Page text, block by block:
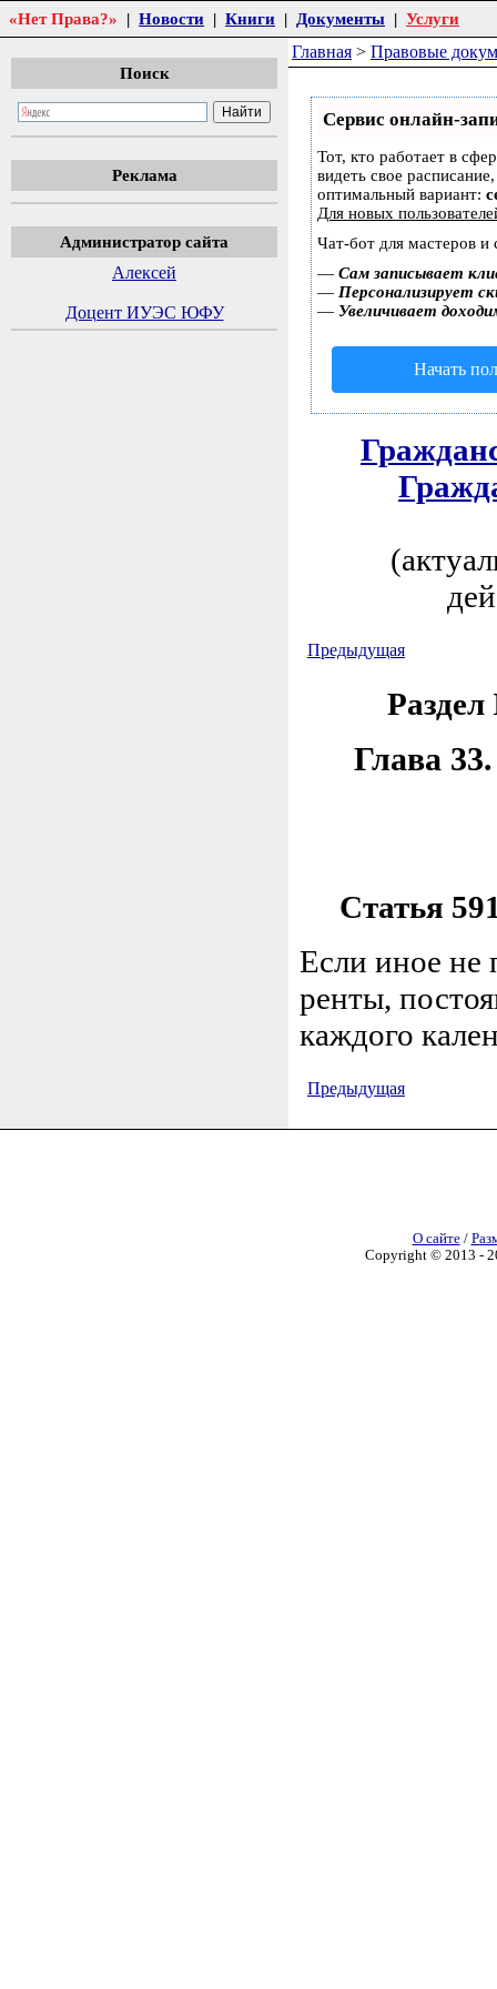
«Нет Права?» | Новости | Книги | Документы | Услуги
Поиск
Реклама
Администратор сайта
Алексей
Доцент ИУЭС ЮФУ
Главная > Правовые
Сервис онлайн-
Тот, кто работает в
видеть свое
оптимальный вариант:
Для новых
Чат-бот для мастеров и
— Сам записывает
— Персонализирует
— Увеличивает
Начать
Предыдущая
Глава
Статья
Если иное не
ренты,
каждого
Предыдущая
О сайте/
Copyright © 2013 -